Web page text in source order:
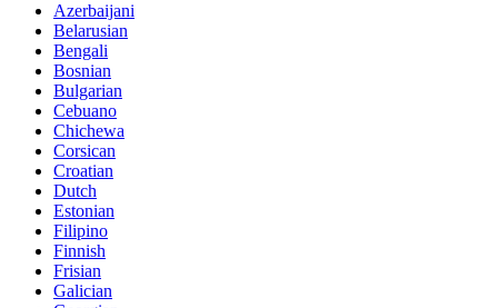
Azerbaijani
Belarusian
Bengali
Bosnian
Bulgarian
Cebuano
Chichewa
Corsican
Croatian
Dutch
Estonian
Filipino
Finnish
Frisian
Galician